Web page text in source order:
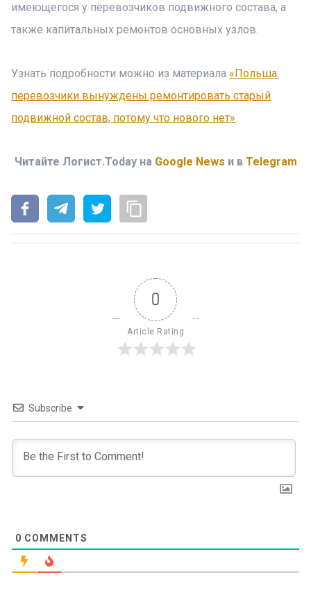
имеющегося у перевозчиков подвижного состава, а
также капитальных ремонтов основных узлов.
Узнать подробности можно из материала «Польша:
перевозчики вынуждены ремонтировать старый
подвижной состав, потому что нового нет».
Читайте Логист.Today на Google News и в Telegram
0
Article Rating
Subscribe
0 COMMENTS